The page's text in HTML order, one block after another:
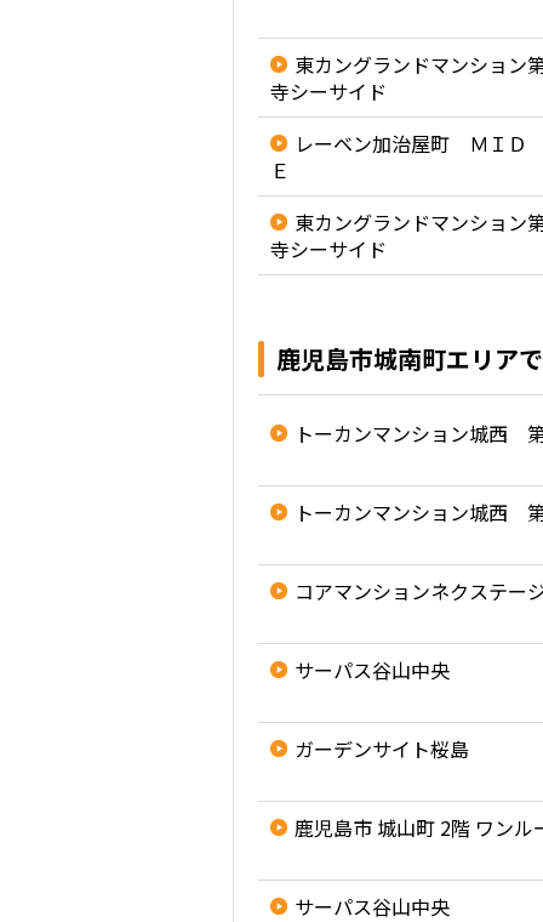
東カングランドマンション
寺シーサイド
レーベン加治屋町 ＭＩＤ
Ｅ
東カングランドマンション
寺シーサイド
鹿児島市城南町エリア
トーカンマンション城西
トーカンマンション城西
コアマンションネクステー
サーパス谷山中央
ガーデンサイト桜島
鹿児島市 城山町 2階 ワンル
サーパス谷山中央